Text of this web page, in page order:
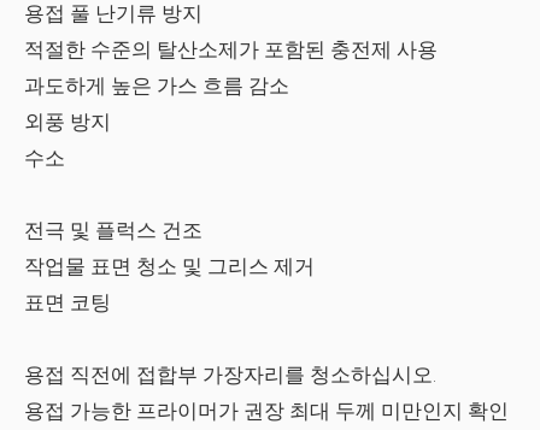
용접 풀 난기류 방지
적절한 수준의 탈산소제가 포함된 충전제 사용
과도하게 높은 가스 흐름 감소
외풍 방지
수소
전극 및 플럭스 건조
작업물 표면 청소 및 그리스 제거
표면 코팅
용접 직전에 접합부 가장자리를 청소하십시오.
용접 가능한 프라이머가 권장 최대 두께 미만인지 확인